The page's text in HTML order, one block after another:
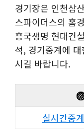
경기장은 인천삼
스파이더스의 홈
흥국생명 현대건
석, 경기중계에
시길 바랍니다.
실시간중계